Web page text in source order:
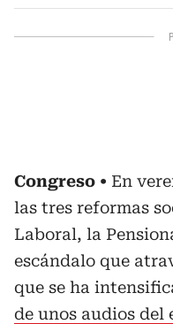
Congreso
En
las tres reformas
Laboral, la
escándalo que
que se ha
de unos audios del